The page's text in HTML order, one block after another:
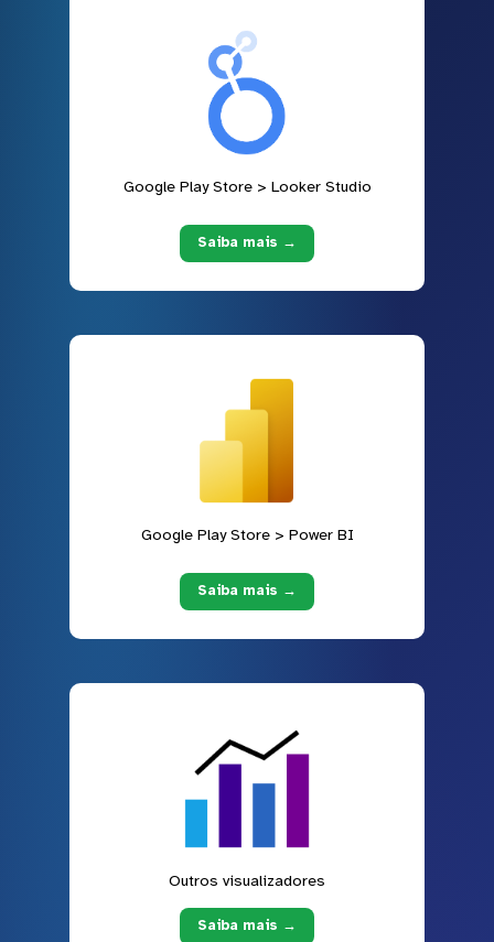
Google Play Store > Looker Studio
Saiba mais →
Google Play Store > Power BI
Saiba mais →
Outros visualizadores
Saiba mais →